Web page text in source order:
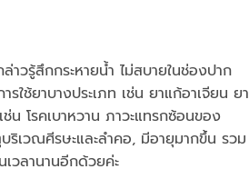
วรู้สึกกระหายน้ำ ไม่สบายในช่องปาก
ใช้ยาบางประเภท เช่น ยาแก้อาเจียน ยา
โรคเบาหวาน ภาวะแทรกซ้อนของ
ริเวณศีรษะและลำคอ, มีอายุมากขึ้น รวม
วลานานอีกด้วยค่ะ